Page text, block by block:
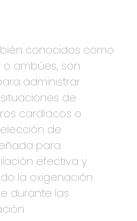
conocidos como
ambúes, son
administrar
de
cardíacos o
de
para
efectiva y
la oxigenación
durante las